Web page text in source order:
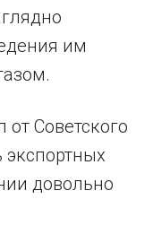
им
Советского
довольно